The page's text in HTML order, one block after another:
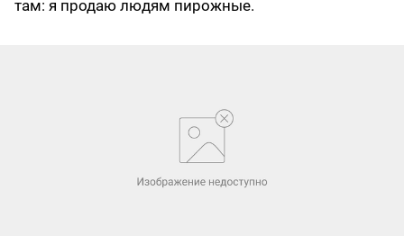
там: я продаю людям пирожные.